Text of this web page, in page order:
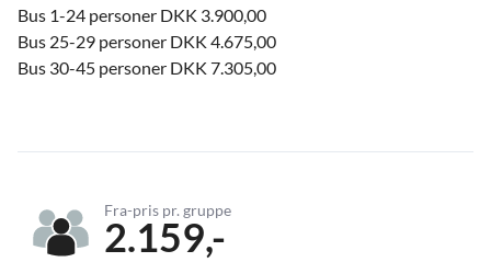
Bus 1-24 personer DKK 3.900,00
Bus 25-29 personer DKK 4.675,00
Bus 30-45 personer DKK 7.305,00
Fra-pris pr. gruppe
2.159,-